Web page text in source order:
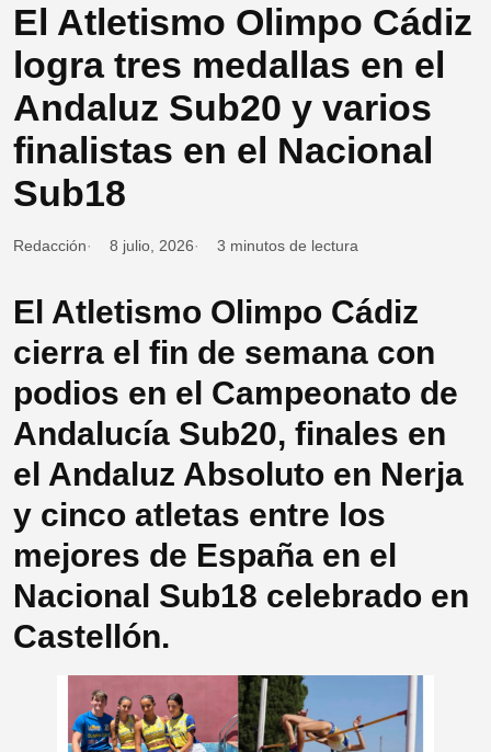
El Atletismo Olimpo Cádiz
logra tres medallas en el
Andaluz Sub20 y varios
finalistas en el Nacional
Sub18
Redacción 8 julio, 2026 3 minutos de lectura
El Atletismo Olimpo Cádiz
cierra el fin de semana con
podios en el Campeonato de
Andalucía Sub20, finales en
el Andaluz Absoluto en Nerja
y cinco atletas entre los
mejores de España en el
Nacional Sub18 celebrado en
Castellón.